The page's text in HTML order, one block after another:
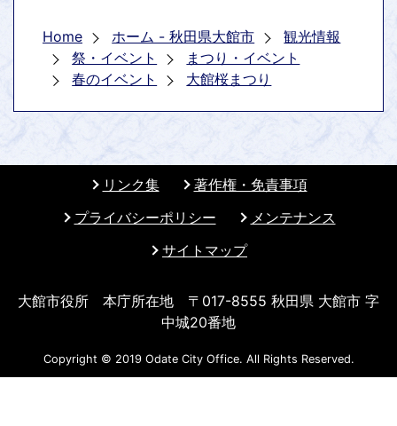
Home ホーム - 秋田県大館市
観光情報
祭・イベント
まつり・イベント
春のイベント
大館桜まつり
リンク集
著作権・免責事項
プライバシーポリシー
メンテナンス
サイトマップ
大館市役所 本庁所在地 〒017-8555 秋田県 大館市 字
中城20番地
Copyright © 2019 Odate City Office. All Rights Reserved.